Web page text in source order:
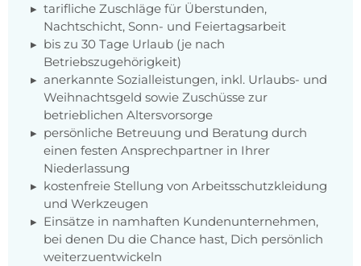
tarifliche Zuschläge für Überstunden,
Nachtschicht, Sonn- und Feiertagsarbeit
bis zu 30 Tage Urlaub (je nach
Betriebszugehörigkeit)
anerkannte Sozialleistungen, inkl. Urlaubs- und
Weihnachtsgeld sowie Zuschüsse zur
betrieblichen Altersvorsorge
persönliche Betreuung und Beratung durch
einen festen Ansprechpartner in Ihrer
Niederlassung
kostenfreie Stellung von Arbeitsschutzkleidung
und Werkzeugen
Einsätze in namhaften Kundenunternehmen,
bei denen Du die Chance hast, Dich persönlich
weiterzuentwickeln